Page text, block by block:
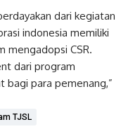
dari kegiatan
indonesia memiliki
mengadopsi CSR.
dari program
bagi para pemenang,”
TJSL